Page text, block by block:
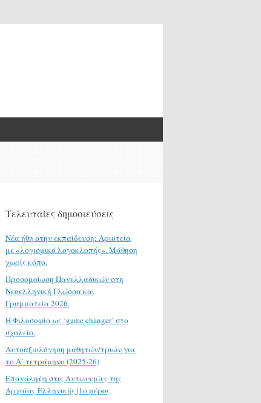
Τελευταίες δημοσιεύσεις
Νέα ήθη στην εκπαίδευση: Αριστεία
με «λογισμικό λογοκλοπής». Μάθηση
χωρίς κόπο.
Προσομοίωση Πανελλαδικών στη
Νεοελληνική Γλώσσα και
Γραμματεία 2026.
H Φιλοσοφία ως ‘game changer’ στο
σχολείο.
Αυτοαξιολόγηση μαθητών/τριών για
το Α΄ τετράμηνο (2025-26)
Επανάληψη στις Αντωνυμίες της
Αρχαίας Ελληνικής |1ο μέρος